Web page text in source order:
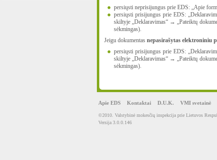
persiųsti neprisijungus prie EDS: „Apie
persiųsti prisijungus prie EDS:
skiltyje „Deklaravimas“ → „Pateiktų
sėkmingas).
Jeigu dokumentas nepasirašytas elektroniniu
persiųsti prisijungus prie EDS:
skiltyje „Deklaravimas“ → „Pateiktų
sėkmingas).
Apie EDS Kontaktai D.U.K. VMI svetainė
©2010. Valstybinė mokesčių inspekcija prie Lietuvos
Versija 3.0.0.146